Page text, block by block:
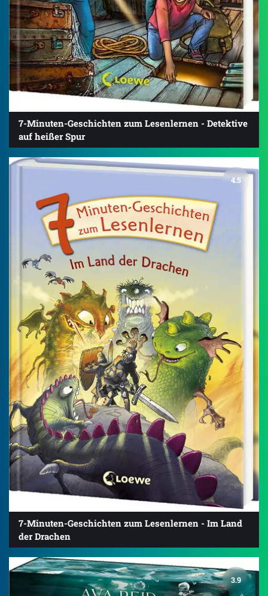
7-Minuten-Geschichten zum Lesenlernen - Detektive
auf heißer Spur
4.5
7-Minuten-Geschichten zum Lesenlernen - Im Land
der Drachen
3.9